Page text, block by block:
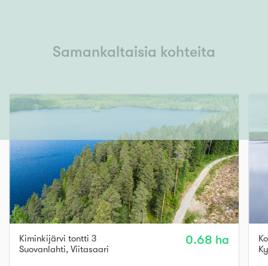
Samankaltaisia kohteita
Kiminkijärvi tontti 3
Suovanlahti, Viitasaari
0.68 ha